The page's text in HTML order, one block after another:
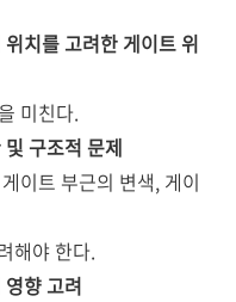
치를 고려한 게이트 위
미친다.
구조적 문제
이트 부근의 변색, 게이
해야 한다.
향 고려